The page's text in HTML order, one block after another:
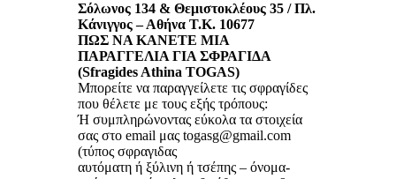
Σόλωνος 134 & Θεμιστοκλέους 35 / Πλ.
Κάνιγγος – Αθήνα Τ.Κ. 10677
ΠΩΣ ΝΑ ΚΑΝΕΤΕ ΜΙΑ
ΠΑΡΑΓΓΕΛΙΑ ΓΙΑ ΣΦΡΑΓΙΔΑ
(Sfragides Athina TOGAS)
Μπορείτε να παραγγείλετε τις σφραγίδες
που θέλετε με τους εξής τρόπους:
Ή συμπληρώνοντας εύκολα τα στοιχεία
σας στο email μας togasg@gmail.com
(τύπος σφραγιδας
αυτόματη ή ξύλινη ή τσέπης – όνομα-